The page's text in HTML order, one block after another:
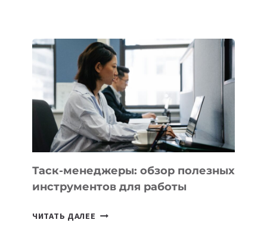
НОВЫЕ
ПРЕДМЕТЫ
ПО
ИСКУССТВЕННОМУ
ИНТЕЛЛЕКТУ
Таск-менеджеры: обзор полезных
инструментов для работы
ЧИТАТЬ ДАЛЕЕ ТАСК-